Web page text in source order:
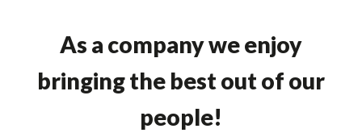
As a company we enjoy
bringing the best out of our
people!